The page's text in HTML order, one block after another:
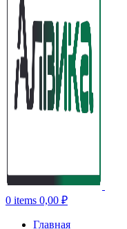
0 items 0,00 ₽
Главная